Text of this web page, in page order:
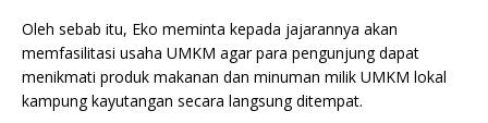
Oleh sebab itu, Eko meminta kepada jajarannya akan
memfasilitasi usaha UMKM agar para pengunjung dapat
menikmati produk makanan dan minuman milik UMKM lokal
kampung kayutangan secara langsung ditempat.